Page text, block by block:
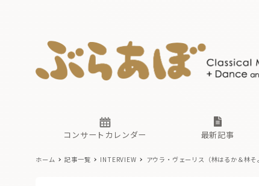
コンサートカレンダー 最新記事
古楽と
無料ラ
あ
ホーム 記事一覧 INTERVIEW アウラ・ヴェーリス（林はるか＆林そ